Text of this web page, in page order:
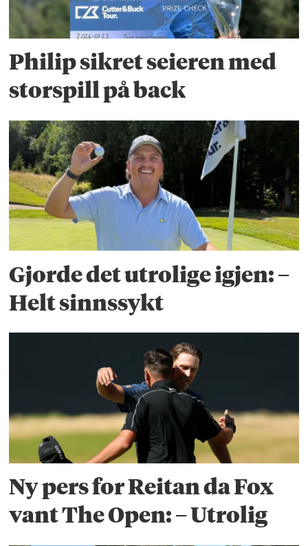
Philip sikret seieren med
storspill på back
Gjorde det utrolige igjen: –
Helt sinnssykt
Ny pers for Reitan da Fox
vant The Open: – Utrolig